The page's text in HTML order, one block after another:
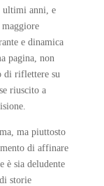
ultimi anni, e
e dinamica
pagina, non
di riflettere su
riuscito a
ma piuttosto
di affinare
è sia deludente
storie